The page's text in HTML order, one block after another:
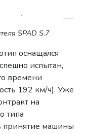
SPAD S.7
оснащался
испытан,
времени
192 км/ч). Уже
на
типа
принятие машины